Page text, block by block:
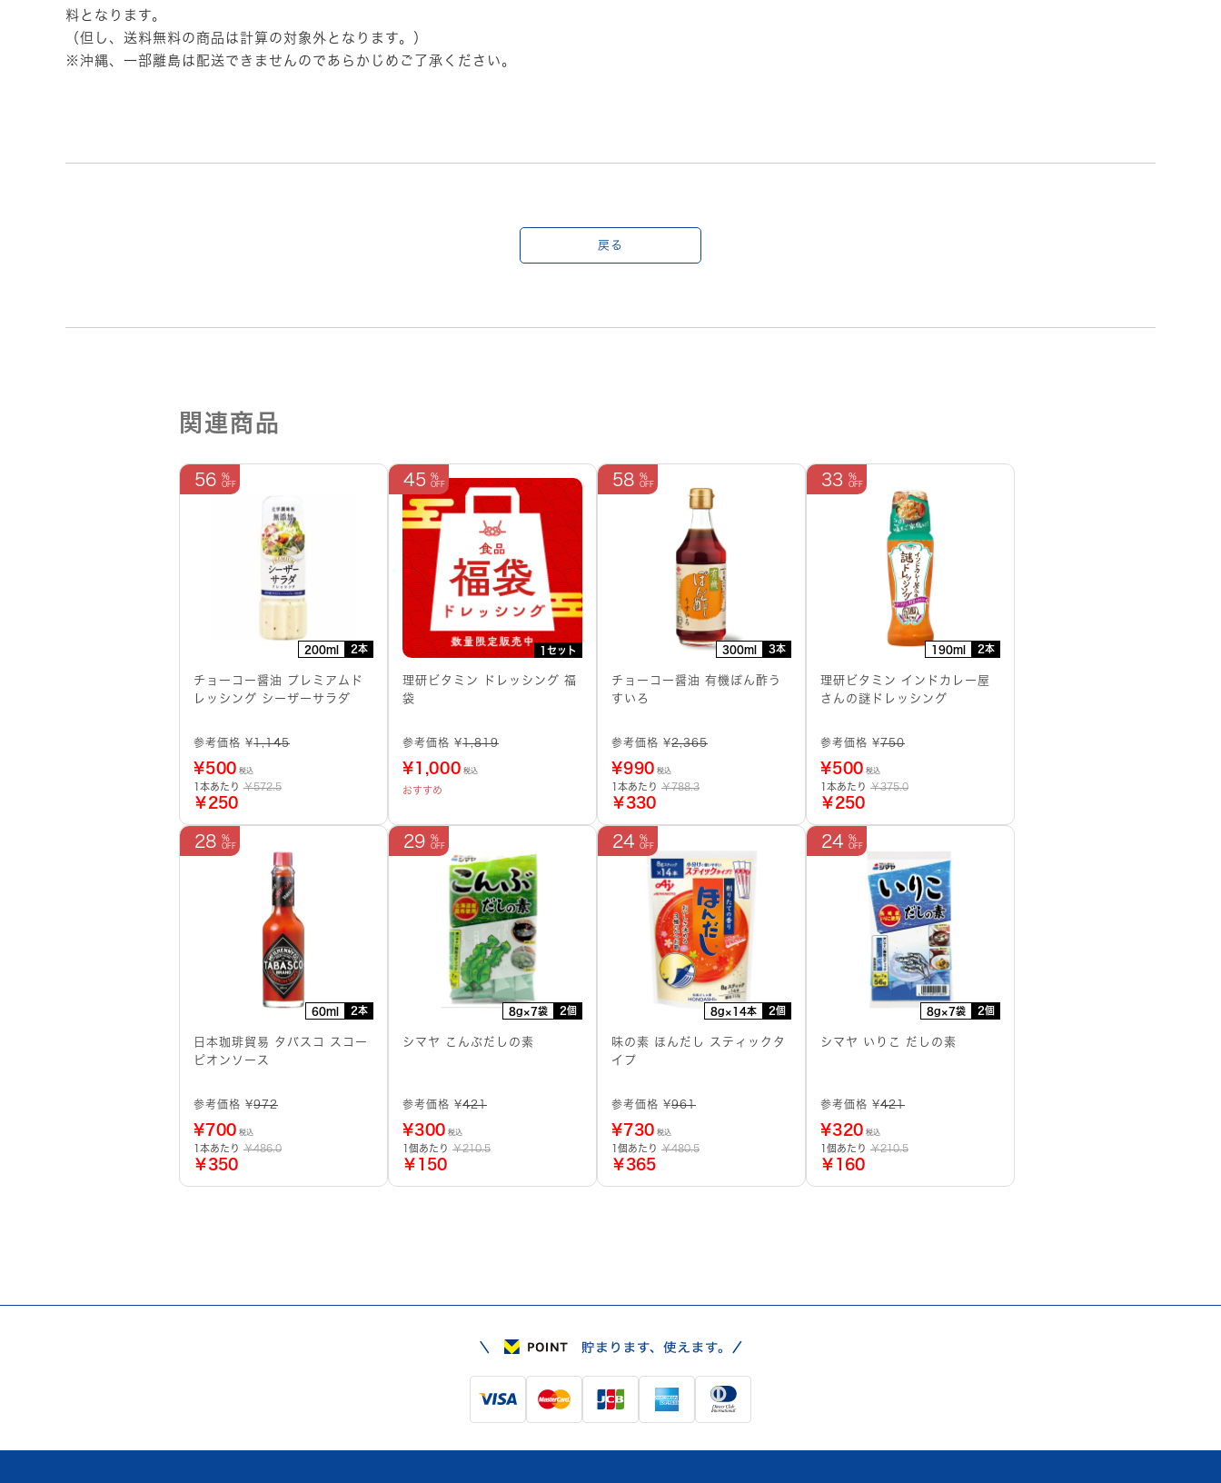
料となります。
（但し、送料無料の商品は計算の対象外となります。）
※沖縄、一部離島は配送できませんのであらかじめご了承ください。
戻る
関連商品
200ml 2本
56
チョーコー醤油 プレミアムド
レッシング シーザーサラダ
参考価格 ¥1,145
¥500 税込
1本あたり ￥572.5
￥250
1セット
45
理研ビタミン ドレッシング 福
袋
参考価格 ¥1,819
¥1,000 税込
おすすめ
300ml 3本
58
チョーコー醤油 有機ぽん酢う
すいろ
参考価格 ¥2,365
¥990 税込
1本あたり ￥788.3
￥330
190ml 2本
33
理研ビタミン インドカレー屋
さんの謎ドレッシング
参考価格 ¥750
¥500 税込
1本あたり ￥375.0
￥250
60ml 2本
28
日本珈琲貿易 タバスコ スコー
ピオンソース
参考価格 ¥972
¥700 税込
1本あたり ￥486.0
￥350
8g×7袋 2個
29
シマヤ こんぶだしの素
参考価格 ¥421
¥300 税込
1個あたり ￥210.5
￥150
8g×14本 2個
24
味の素 ほんだし スティックタ
イプ
参考価格 ¥961
¥730 税込
1個あたり ￥480.5
￥365
8g×7袋 2個
24
シマヤ いりこ だしの素
参考価格 ¥421
¥320 税込
1個あたり ￥210.5
￥160